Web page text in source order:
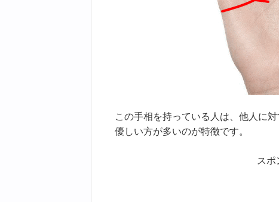
この手相を持っている人は、他人に対
優しい方が多いのが特徴です。
スポ